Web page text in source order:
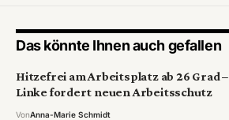
Das könnte Ihnen auch gefallen
Hitzefrei am Arbeitsplatz ab 26 Grad –
Linke fordert neuen Arbeitsschutz
VonAnna-Marie Schmidt